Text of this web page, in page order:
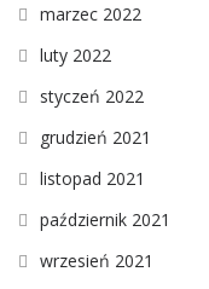
marzec 2022
luty 2022
styczeń 2022
grudzień 2021
listopad 2021
październik 2021
wrzesień 2021